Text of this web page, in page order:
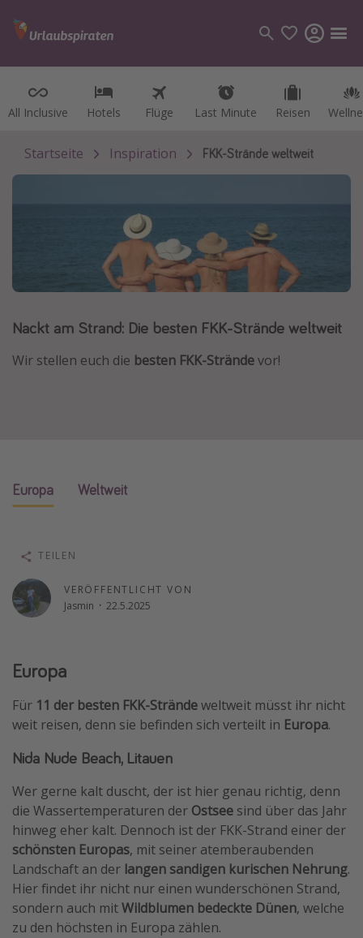
All Inclusive Hotels Flüge Last Minute Reisen
All Inclusive Hotels Flüge Last Minute Reisen
Kategorien
Flüge
Hotel
Österreich
Italien
Reisethemen
Strandurlaub
Wellnessurlaub
Abenteuerurlaub
Skiurlaub
Weitere Themen
Reise Journal
Digital Nomad Tipps
Beste Reiseziele 20225
Startseite Inspiration FKK-Strände weltweit
Nackt am Strand: Die besten FKK-Strände weltweit
Wir stellen euch die besten FKK-Strändevor!
Europa Weltweit
VERÖFFENTLICHT VON
Jasmin · 22.5.2025
TEILEN
Europa
Für 11 der besten FKK-Strändeweltweit müsst ihr nicht
weit reisen, denn sie befinden sich verteilt in Europa.
Nida Nude Beach, Litauen
Wer gerne kalt duscht, der ist hier genau richtig, denn
die Wassertemperaturen der Ostsee sind über das Jahr
hinweg eher kalt. Dennoch ist der FKK-Strand einer der
schönsten Europas, mit seiner atemberaubenden
Landschaft an der langen sandigen kurischen Nehrung.
Hier findet ihr nicht nur einen wunderschönen Strand,
sondern auch mitWildblumen bedeckte Dünen, welche
zu den höchsten in Europa zählen.